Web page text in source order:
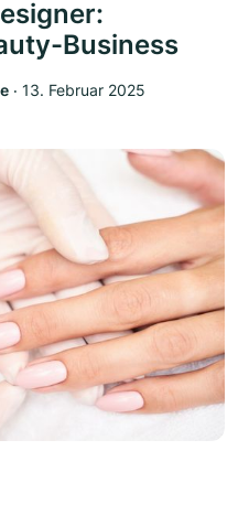
Business
‧ 13. Februar 2025